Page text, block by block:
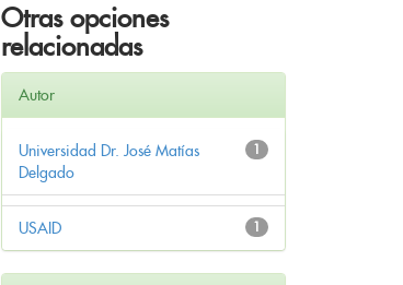
Otras opciones
relacionadas
Autor
1
Universidad Dr. José Matías
Delgado
1
USAID